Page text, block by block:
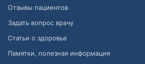
Отзывы пациентов
Задать вопрос врачу
Статьи о здоровье
Памятки, полезная информация